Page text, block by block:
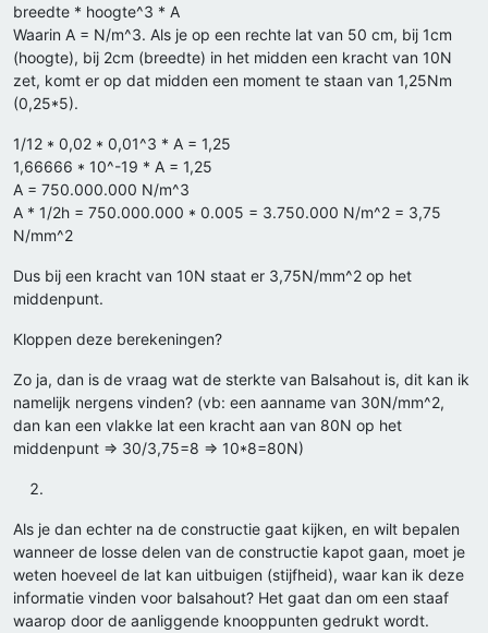
breedte * hoogte^3 * A
Waarin A = N/m^3. Als je op een rechte lat van 50 cm, bij 1cm
(hoogte), bij 2cm (breedte) in het midden een kracht van 10N
zet, komt er op dat midden een moment te staan van 1,25Nm
(0,25*5).
1/12 * 0,02 * 0,01^3 * A = 1,25
1,66666 * 10^-19 * A = 1,25
A = 750.000.000 N/m^3
A * 1/2h = 750.000.000 * 0.005 = 3.750.000 N/m^2 = 3,75
N/mm^2
Dus bij een kracht van 10N staat er 3,75N/mm^2 op het
middenpunt.
Kloppen deze berekeningen?
Zo ja, dan is de vraag wat de sterkte van Balsahout is, dit kan ik
namelijk nergens vinden? (vb: een aanname van 30N/mm^2,
dan kan een vlakke lat een kracht aan van 80N op het
middenpunt => 30/3,75=8 => 10*8=80N)
Als je dan echter na de constructie gaat kijken, en wilt bepalen
wanneer de losse delen van de constructie kapot gaan, moet je
weten hoeveel de lat kan uitbuigen (stijfheid), waar kan ik deze
informatie vinden voor balsahout? Het gaat dan om een staaf
waarop door de aanliggende knooppunten gedrukt wordt.